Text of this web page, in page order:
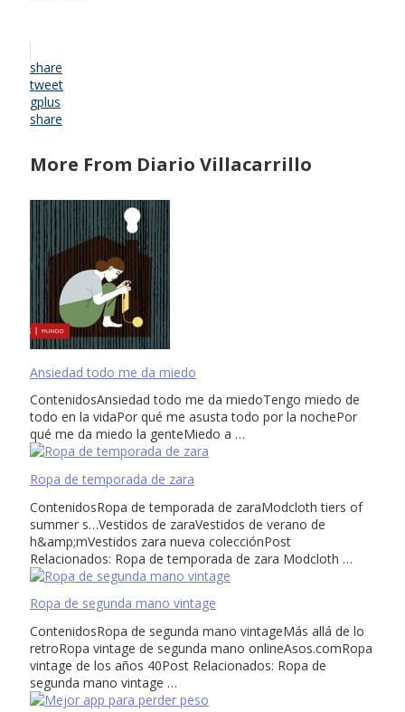
share
tweet
gplus
share
More From Diario Villacarrillo
Ansiedad todo me da miedo
ContenidosAnsiedad todo me da miedoTengo miedo de
todo en la vidaPor qué me asusta todo por la nochePor
qué me da miedo la genteMiedo a …
Ropa de temporada de zara
ContenidosRopa de temporada de zaraModcloth tiers of
summer s…Vestidos de zaraVestidos de verano de
h&amp;mVestidos zara nueva colecciónPost
Relacionados: Ropa de temporada de zara Modcloth …
Ropa de segunda mano vintage
ContenidosRopa de segunda mano vintageMás allá de lo
retroRopa vintage de segunda mano onlineAsos.comRopa
vintage de los años 40Post Relacionados: Ropa de
segunda mano vintage …